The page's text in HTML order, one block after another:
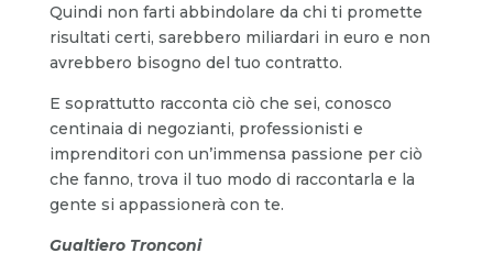
Quindi non farti abbindolare da chi ti promette
risultati certi, sarebbero miliardari in euro e non
avrebbero bisogno del tuo contratto.
E soprattutto racconta ciò che sei, conosco
centinaia di negozianti, professionisti e
imprenditori con un’immensa passione per ciò
che fanno, trova il tuo modo di raccontarla e la
gente si appassionerà con te.
Gualtiero Tronconi